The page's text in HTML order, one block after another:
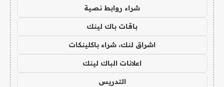
شراء روابط نصية
باقات باك لينك
اشراق لنك، شراء باكلينكات
اعلانات الباك لينك
التدريس